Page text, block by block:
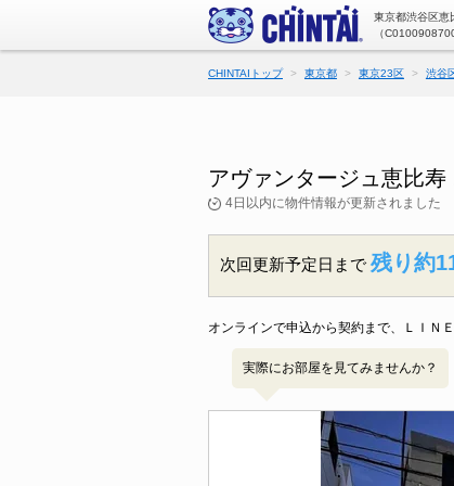
東京都渋谷区恵
（
CHINTAIトップ 東京都 東京23区 渋谷
アヴァンタージュ恵比
4日以内に物件情報が更新されました
次回更新予定日まで 残り約
オンラインで申込から契約まで、ＬＩＮ
実際にお部屋を見てみませんか？